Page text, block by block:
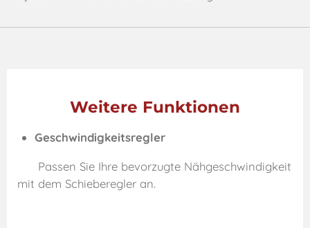
Weitere Funktionen
Geschwindigkeitsregler
Passen Sie Ihre bevorzugte Nähgeschwindigkeit
mit dem Schieberegler an.